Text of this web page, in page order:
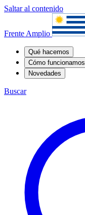
Saltar al contenido
Frente Amplio
Qué hacemos
Cómo funcionamos
Novedades
Buscar